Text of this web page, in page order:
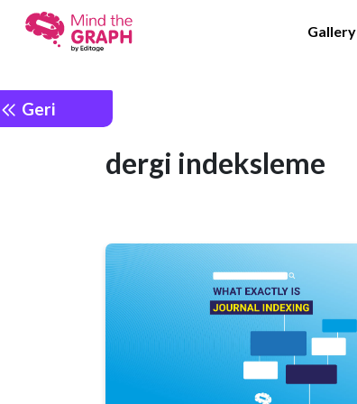
Gallery
Geri
dergi indeksleme